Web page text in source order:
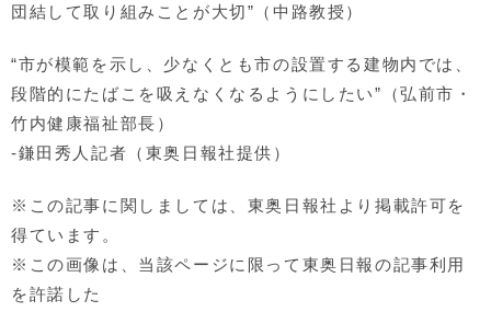
団結して取り組みことが大切”（中路教授）
“市が模範を示し、少なくとも市の設置する建物内では、
段階的にたばこを吸えなくなるようにしたい”（弘前市・
竹内健康福祉部長）
-鎌田秀人記者（東奥日報社提供）
※この記事に関しましては、東奥日報社より掲載許可を
得ています。
※この画像は、当該ページに限って東奥日報の記事利用
を許諾した